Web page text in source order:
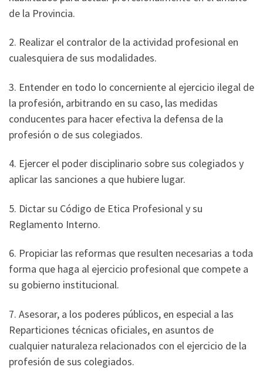
de la Provincia.
2. Realizar el contralor de la actividad profesional en
cualesquiera de sus modalidades.
3. Entender en todo lo concerniente al ejercicio ilegal de
la profesión, arbitrando en su caso, las medidas
conducentes para hacer efectiva la defensa de la
profesión o de sus colegiados.
4. Ejercer el poder disciplinario sobre sus colegiados y
aplicar las sanciones a que hubiere lugar.
5. Dictar su Código de Etica Profesional y su
Reglamento Interno.
6. Propiciar las reformas que resulten necesarias a toda
forma que haga al ejercicio profesional que compete a
su gobierno institucional.
7. Asesorar, a los poderes públicos, en especial a las
Reparticiones técnicas oficiales, en asuntos de
cualquier naturaleza relacionados con el ejercicio de la
profesión de sus colegiados.